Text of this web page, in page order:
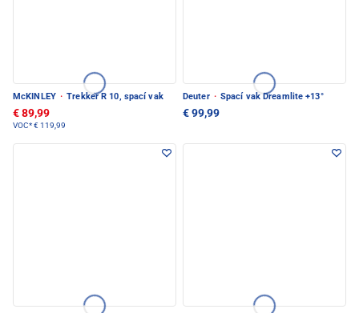
McKINLEY · Trekker R 10, spací vak
€ 89,99
VOC*€ 119,99
Deuter · Spací vak Dreamlite +13°
€ 99,99